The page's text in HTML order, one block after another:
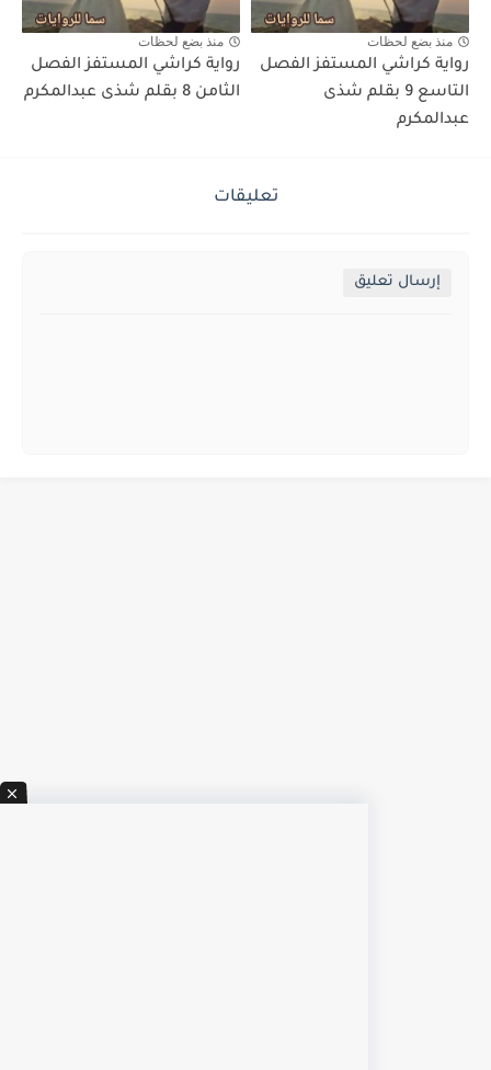
منذ بضع لحظات
رواية كراشي المستفز الفصل
التاسع 9 بقلم شذى
عبدالمكرم
منذ بضع لحظات
رواية كراشي المستفز الفصل
الثامن 8 بقلم شذى عبدالمكرم
تعليقات
إرسال تعليق